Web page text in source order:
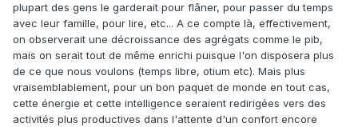
plupart des gens le garderait pour flâner, pour passer du temps
avec leur famille, pour lire, etc... A ce compte là, effectivement,
on observerait une décroissance des agrégats comme le pib,
mais on serait tout de même enrichi puisque l'on disposera plus
de ce que nous voulons (temps libre, otium etc). Mais plus
vraisemblablement, pour un bon paquet de monde en tout cas,
cette énergie et cette intelligence seraient redirigées vers des
activités plus productives dans l'attente d'un confort encore